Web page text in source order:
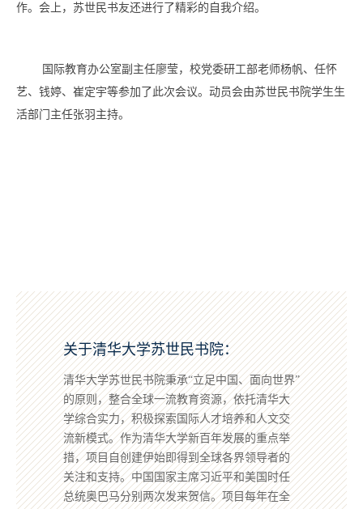
作。会上，苏世民书友还进行了精彩的自我介绍。
国际教育办公室副主任廖莹，校党委研工部老师杨帆、任怀
艺、钱婷、崔定宇等参加了此次会议。动员会由苏世民书院学生生
活部门主任张羽主持。
关于清华大学苏世民书院：
清华大学苏世民书院秉承“立足中国、面向世界”
的原则，整合全球一流教育资源，依托清华大
学综合实力，积极探索国际人才培养和人文交
流新模式。作为清华大学新百年发展的重点举
措，项目自创建伊始即得到全球各界领导者的
关注和支持。中国国家主席习近平和美国时任
总统奥巴马分别两次发来贺信。项目每年在全